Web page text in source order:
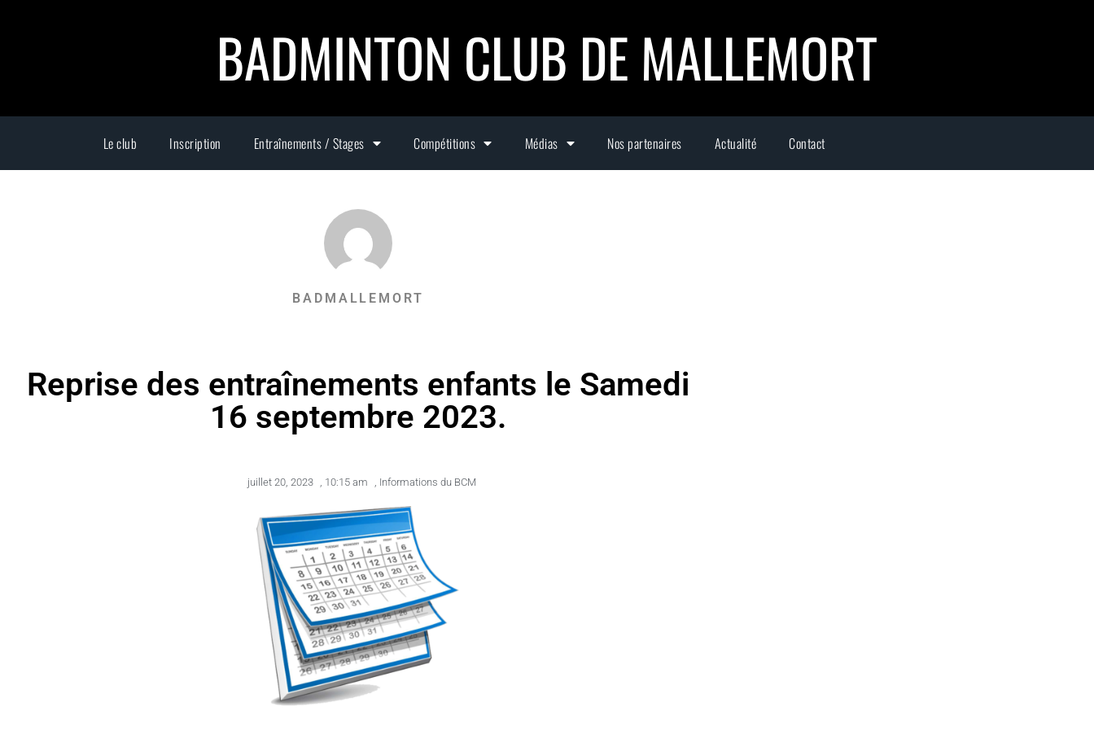
BADMINTON CLUB DE MALLEMORT
Le club Inscription Entraînements / Stages Compétitions Médias Nos partenaires Actualité Contact
BADMALLEMORT
Reprise des entraînements enfants le Samedi
16 septembre 2023.
juillet 20, 2023 , 10:15 am , Informations du BCM